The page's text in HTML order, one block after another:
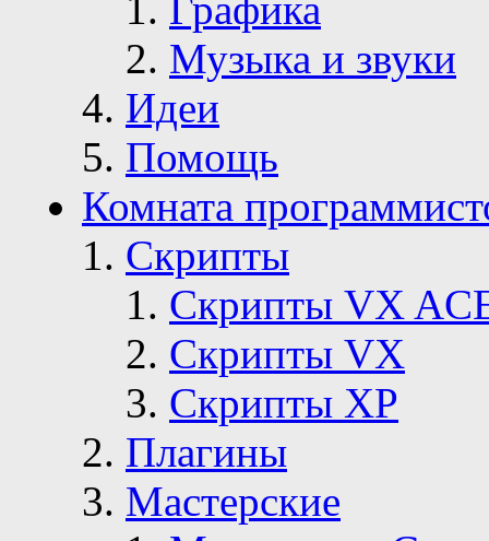
Графика
Музыка и звуки
Идеи
Помощь
Комната
Скрипты
Скрипты VX
Скрипты VX
Скрипты ХР
Плагины
Мастерские